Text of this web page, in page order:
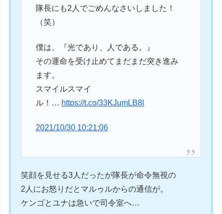
隊長にも2人でごめんなさいしました！
（笑）
僕は、『光であり、人である。』
その運命を受け止めてまだまだ突き進み
ます。
スマイルスマイ
ル！… https://t.co/33KJumLB8l
2021/10/30 10:21:06
笑顔を見せる3人だったが隊長が命令無視の
2人にお怒りだとマルゥルからの通信が。
ケンゴとユナは急いで司令室へ…